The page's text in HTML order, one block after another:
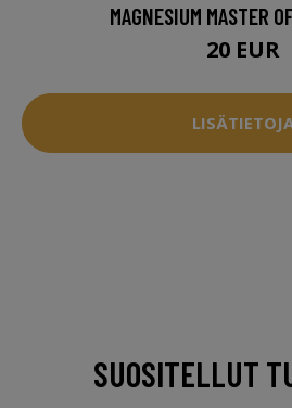
MAGNESIUM MASTER
20 EUR
SUOSITELLUT